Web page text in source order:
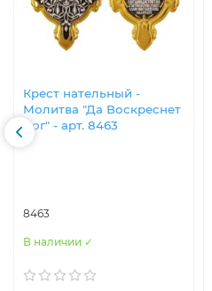
Крест нательный -
Молитва "Да Воскреснет
Бог" - арт. 8463
8463
В наличии ✓